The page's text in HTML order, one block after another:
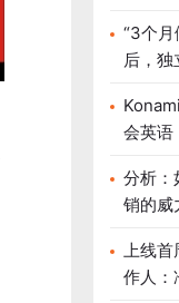
“3个月
后，独
会英语
分析：
销的威
上线首
作人：